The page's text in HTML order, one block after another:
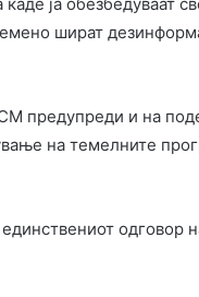
шират
предупреди и на
на темелните
одговор